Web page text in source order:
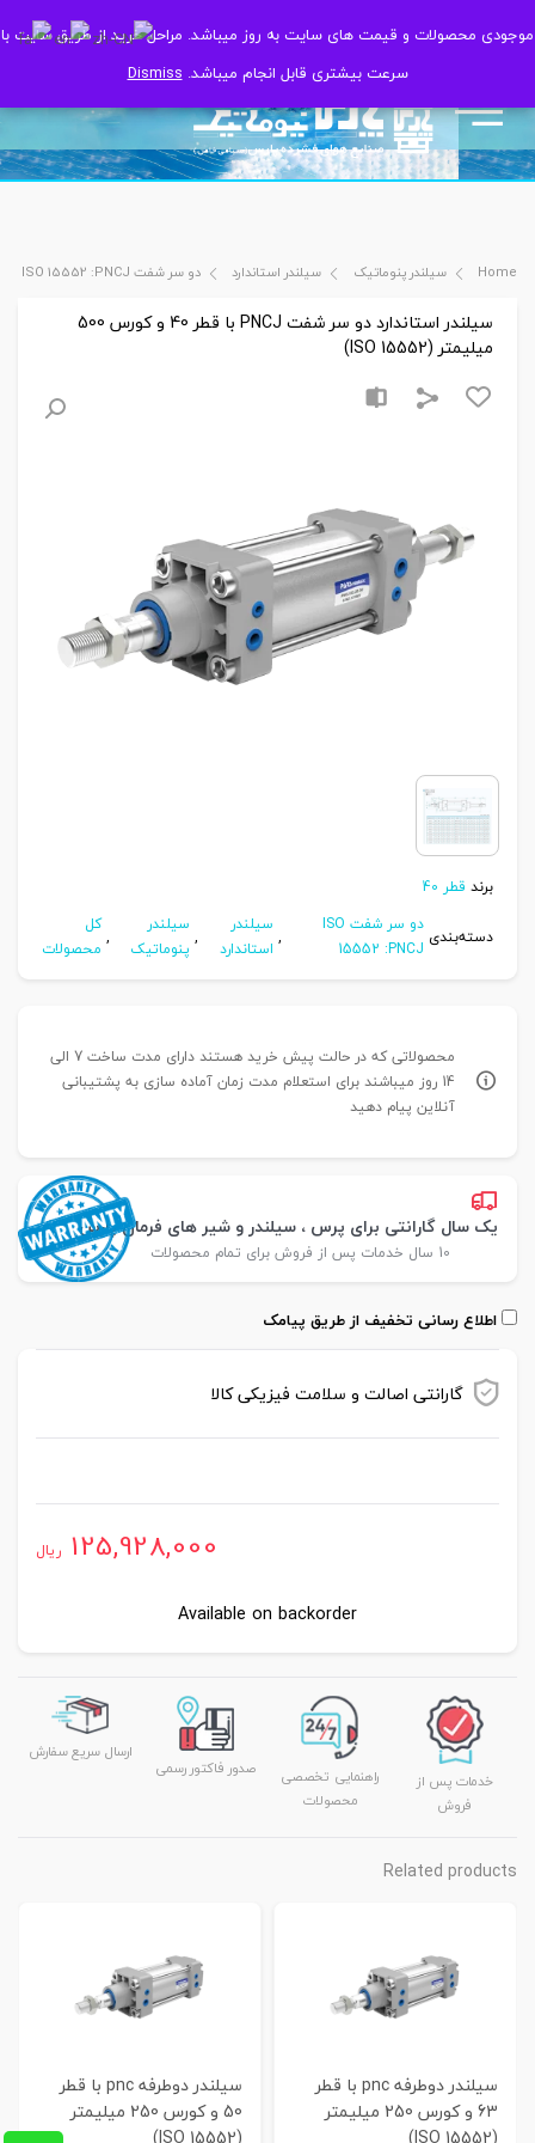
موجودی محصولات و قیمت های سایت به روز میباشد. مراحل خرید از طریق سایت با
سرعت بیشتری قابل انجام میباشد.Dismiss
موجودی محصولات و قیمت های سایت به روز میباشد. مراحل خرید از طریق سایت با
سرعت بیشتری قابل انجام میباشد.Dismiss
Home سیلندر پنوماتیک سیلندر استاندارد دو سر شفت ISO 15552 :PNCJ
سیلندر استاندارد دو سر شفت PNCJ با قطر 40 و کورس 500
میلیمتر (ISO 15552)
برند قطر 40
دسته‌بندی
دو سر شفت ISO
15552 :PNCJ
, سیلندر
استاندارد
, سیلندر
پنوماتیک
,کل
محصولات
محصولاتی که در حالت پیش خرید هستند دارای مدت ساخت 7 الی
14 روز میباشند برای استعلام مدت زمان آماده سازی به پشتیبانی
آنلاین پیام دهید
یک سال گارانتی برای پرس ، سیلندر و شیر های فرمان پارس
10 سال خدمات پس از فروش برای تمام محصولات
اطلاع رسانی تخفیف از طریق پیامک
گارانتی اصالت و سلامت فیزیکی کالا
125,928,000 ریال
Available on backorder
خدمات پس از
فروش
راهنمایی تخصصی
محصولات
صدور فاکتور رسمی
ارسال سریع سفارش
Related products
سیلندر دوطرفه pnc با قطر
63 و کورس 250 میلیمتر
سیلندر دوطرفه pnc با قطر
50 و کورس 250 میلیمتر